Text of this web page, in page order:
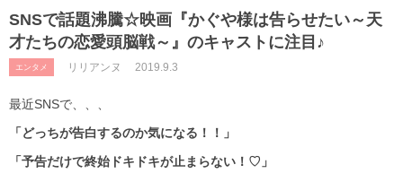
SNSで話題沸騰☆映画『かぐや様は告らせたい～天
才たちの恋愛頭脳戦～』のキャストに注目♪
エンタメ リリアンヌ 2019.9.3
最近SNSで、、、
「どっちが告白するのか気になる！！」
「予告だけで終始ドキドキが止まらない！♡」